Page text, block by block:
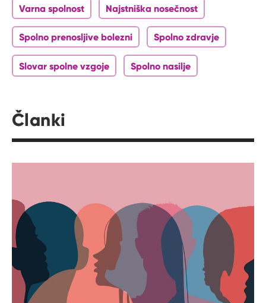
Varna spolnost Najstniška nosečnost
Spolno prenosljive bolezni Spolno zdravje
Slovar spolne vzgoje Spolno nasilje
Članki